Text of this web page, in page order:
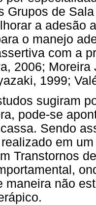
Grupos de
a adesão
o manejo
com a
2006;
1999;
sugiram
pode-se
Sendo
em
Transtornos
maneira não